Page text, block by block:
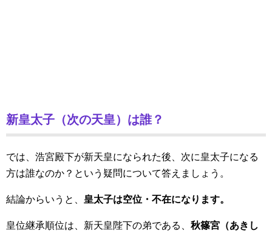
新皇太子（次の天皇）は誰？
では、浩宮殿下が新天皇になられた後、次に皇太子になる
方は誰なのか？という疑問について答えましょう。
結論からいうと、 皇太子は空位・不在になります。
皇位継承順位は、新天皇陛下の弟である、 秋篠宮（あきし